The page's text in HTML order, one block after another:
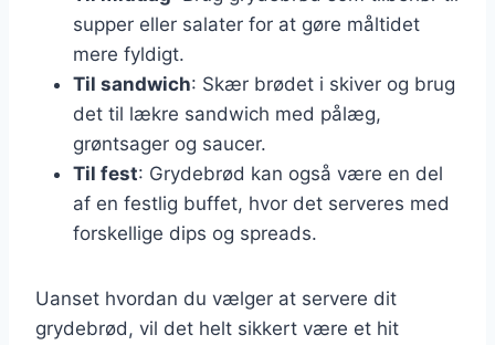
supper eller salater for at gøre måltidet
mere fyldigt.
Til sandwich: Skær brødet i skiver og brug
det til lækre sandwich med pålæg,
grøntsager og saucer.
Til fest: Grydebrød kan også være en del
af en festlig buffet, hvor det serveres med
forskellige dips og spreads.
Uanset hvordan du vælger at servere dit
grydebrød, vil det helt sikkert være et hit